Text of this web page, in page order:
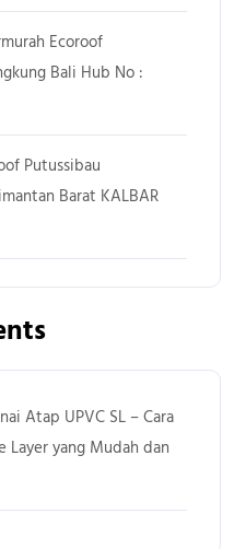
Ecoroof
Bali Hub No :
Putussibau
Barat KALBAR
Atap UPVC SL – Cara
Layer yang Mudah dan